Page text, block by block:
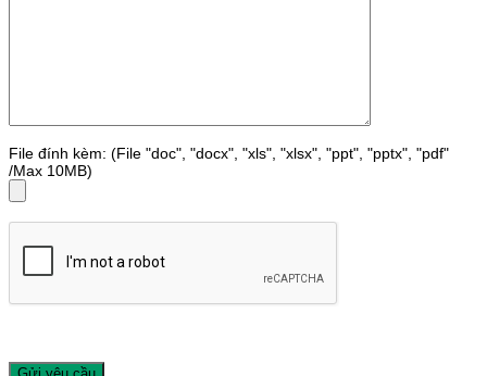
File đính kèm: (File "doc", "docx", "xls", "xlsx", "ppt", "pptx", "pdf"
/Max 10MB)